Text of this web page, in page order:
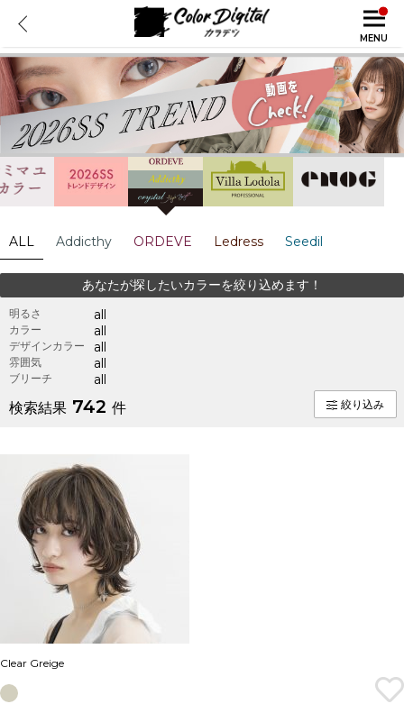
MENU
ALL Addicthy ORDEVE Ledress Seedil
あなたが探したいカラーを絞り込めます！
明るさ all
カラー all
デザインカラー all
雰囲気 all
ブリーチ all
検索結果 742 件 絞り込み
Clear Greige